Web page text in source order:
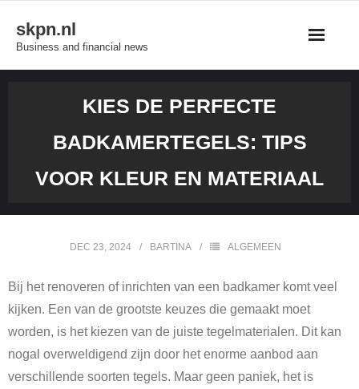
content
skpn.nl
Business and financial news
KIES DE PERFECTE
BADKAMERTEGELS: TIPS
VOOR KLEUR EN MATERIAAL
DEC 23, 2024 BARTINA ALGEMEEN
Bij het renoveren of inrichten van een badkamer komt veel
kijken. Een van de grootste keuzes die gemaakt moet
worden, is het kiezen van de juiste tegelmaterialen. Dit kan
nogal overweldigend zijn door het enorme aanbod aan
verschillende soorten tegels. Maar geen paniek, het is